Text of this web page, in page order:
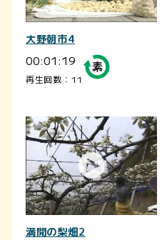
大野朝市4
00:01:19
再生回数：11
満開の梨畑2